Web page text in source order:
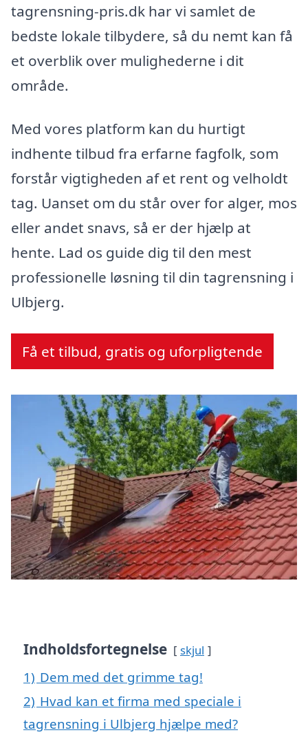
tagrensning-pris.dk har vi samlet de
bedste lokale tilbydere, så du nemt kan få
et overblik over mulighederne i dit
område.
Med vores platform kan du hurtigt
indhente tilbud fra erfarne fagfolk, som
forstår vigtigheden af et rent og velholdt
tag. Uanset om du står over for alger, mos
eller andet snavs, så er der hjælp at
hente. Lad os guide dig til den mest
professionelle løsning til din tagrensning i
Ulbjerg.
Få et tilbud, gratis og uforpligtende
Indholdsfortegnelse skjul
1) Dem med det grimme tag!
2) Hvad kan et firma med speciale i
tagrensning i Ulbjerg hjælpe med?